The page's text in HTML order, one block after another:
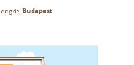
Budapest